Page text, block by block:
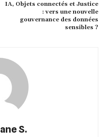
IA, Objets connectés et Justice
: vers une nouvelle
gouvernance des données
sensibles ?
S.